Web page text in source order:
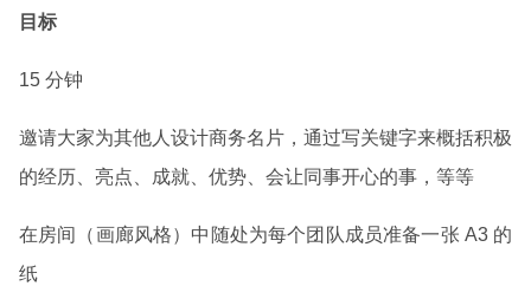
目标
15 分钟
邀请大家为其他人设计商务名片，通过写关键字来概括积极
的经历、亮点、成就、优势、会让同事开心的事，等等
在房间（画廊风格）中随处为每个团队成员准备一张 A3 的
纸